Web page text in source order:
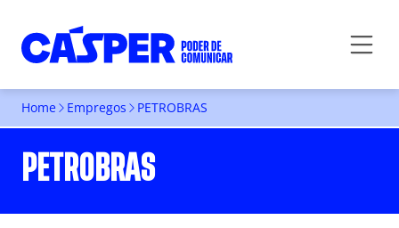
Home Empregos PETROBRAS
PETROBRAS